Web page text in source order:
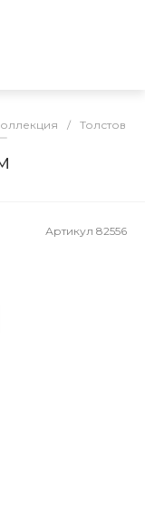
/ Толстовки
Артикул 82556